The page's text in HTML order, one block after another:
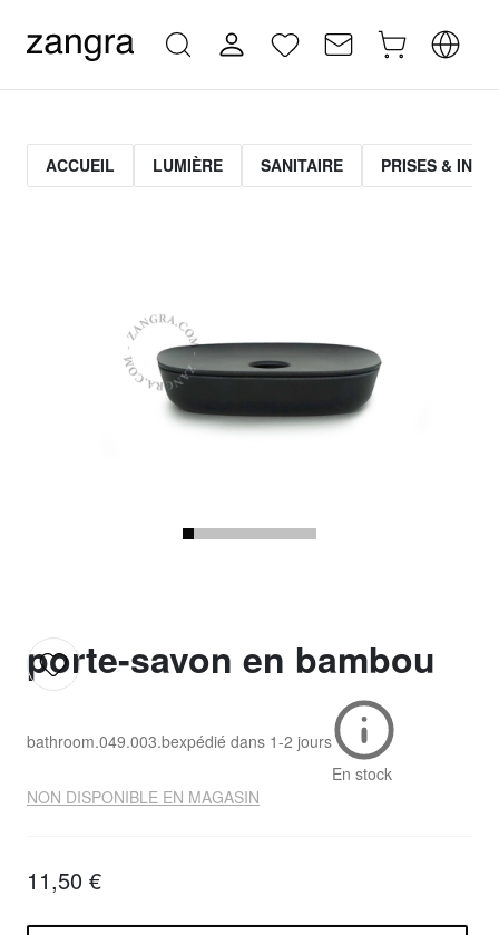
ACCUEIL LUMIÈRE SANITAIRE PRISES &
porte-savon en bambou
bathroom.049.003.bexpédié dans 1-2 jours
En stock
NON DISPONIBLE EN MAGASIN
11,50 €